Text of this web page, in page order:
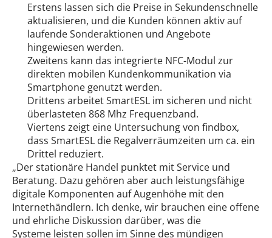
Erstens lassen sich die Preise in Sekundenschnelle
aktualisieren, und die Kunden können aktiv auf
laufende Sonderaktionen und Angebote
hingewiesen werden.
Zweitens kann das integrierte NFC-Modul zur
direkten mobilen Kundenkommunikation via
Smartphone genutzt werden.
Drittens arbeitet SmartESL im sicheren und nicht
überlasteten 868 Mhz Frequenzband.
Viertens zeigt eine Untersuchung von findbox,
dass SmartESL die Regalverräumzeiten um ca. ein
Drittel reduziert.
„Der stationäre Handel punktet mit Service und
Beratung. Dazu gehören aber auch leistungsfähige
digitale Komponenten auf Augenhöhe mit den
Internethändlern. Ich denke, wir brauchen eine offene
und ehrliche Diskussion darüber, was die
Systeme leisten sollen im Sinne des mündigen